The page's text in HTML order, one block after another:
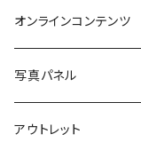
Tシャツ
バッグ
ブックカバー
マグカップ
オンラインコンテンツ
冒険クロストーク
写真パネル
アウトレット